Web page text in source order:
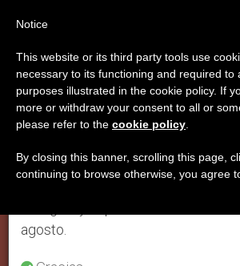
PAPA FRANCISCO
Aviso importante
Del 27 de julio al 7 de agosto
anual, aprovechando que en el
se generan menos informaciones y
agosto.
Notice
This website or its third party tools use
necessary to its functioning and required to
purposes illustrated in the cookie policy. If
more or withdraw your consent to all or
please refer to the cookie policy
By closing this banner, scrolling this page,
continuing to browse otherwise, you agree